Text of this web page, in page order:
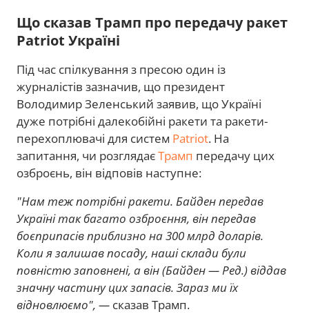
Що сказав Трамп про передачу ракет
Patriot Україні
Під час спілкування з пресою один із
журналістів зазначив, що президент
Володимир Зеленський заявив, що Україні
дуже потрібні далекобійні ракети та ракети-
перехоплювачі для систем Patriot. На
запитання, чи розглядаєТрамп передачу цих
озброєнь, він відповів наступне:
"Нам теж потрібні ракети. Байден передав
Україні так багато озброєння, він передав
боєприпасів приблизно на 300 млрд доларів.
Коли я залишав посаду, наші склади були
повністю заповнені, а він (Байден — Ред.) віддав
значну частину цих запасів. Зараз ми їх
відновлюємо", — сказав Трамп.